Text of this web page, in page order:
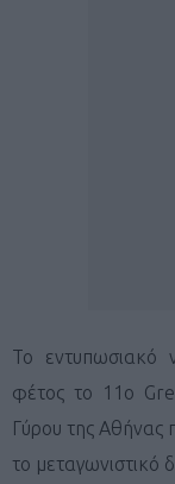
Το εντυπωσιακό
φέτος το 11ο
Γύρου της Αθήνας
το μεταγωνιστικό